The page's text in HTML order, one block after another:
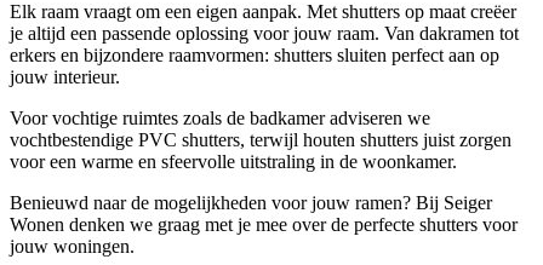
Elk raam vraagt om een eigen aanpak. Met shutters op maat creëer
je altijd een passende oplossing voor jouw raam. Van dakramen tot
erkers en bijzondere raamvormen: shutters sluiten perfect aan op
jouw interieur.
Voor vochtige ruimtes zoals de badkamer adviseren we
vochtbestendige PVC shutters, terwijl houten shutters juist zorgen
voor een warme en sfeervolle uitstraling in de woonkamer.
Benieuwd naar de mogelijkheden voor jouw ramen? Bij Seiger
Wonen denken we graag met je mee over de perfecte shutters voor
jouw woningen.